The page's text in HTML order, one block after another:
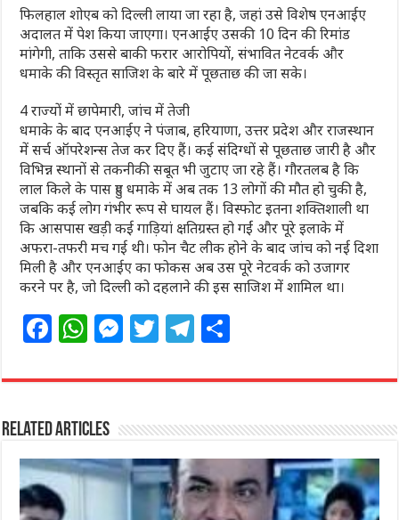
फिलहाल शोएब को दिल्ली लाया जा रहा है, जहां उसे विशेष एनआईए
अदालत में पेश किया जाएगा। एनआईए उसकी 10 दिन की रिमांड
मांगेगी, ताकि उससे बाकी फरार आरोपियों, संभावित नेटवर्क और
धमाके की विस्तृत साजिश के बारे में पूछताछ की जा सके।
4 राज्यों में छापेमारी, जांच में तेजी
धमाके के बाद एनआईए ने पंजाब, हरियाणा, उत्तर प्रदेश और राजस्थान
में सर्च ऑपरेशन्स तेज कर दिए हैं। कई संदिग्धों से पूछताछ जारी है और
विभिन्न स्थानों से तकनीकी सबूत भी जुटाए जा रहे हैं। गौरतलब है कि
लाल किले के पास हुए धमाके में अब तक 13 लोगों की मौत हो चुकी है,
जबकि कई लोग गंभीर रूप से घायल हैं। विस्फोट इतना शक्तिशाली था
कि आसपास खड़ी कई गाड़ियां क्षतिग्रस्त हो गईं और पूरे इलाके में
अफरा-तफरी मच गई थी। फोन चैट लीक होने के बाद जांच को नई दिशा
मिली है और एनआईए का फोकस अब उस पूरे नेटवर्क को उजागर
करने पर है, जो दिल्ली को दहलाने की इस साजिश में शामिल था।
F
c
e
b
o
o
W
at
s
A
p
M
ss
n
g
e
T
itt
r
T
e
ra
m
ar
Related Articles